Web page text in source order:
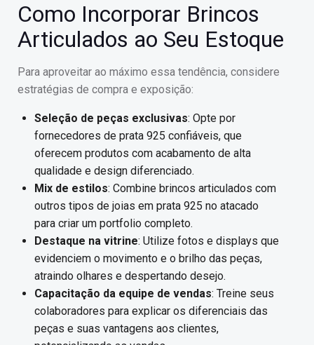
Como Incorporar Brincos
Articulados ao Seu Estoque
Para aproveitar ao máximo essa tendência, considere
estratégias de compra e exposição:
Seleção de peças exclusivas: Opte por
fornecedores de prata 925 confiáveis, que
oferecem produtos com acabamento de alta
qualidade e design diferenciado.
Mix de estilos: Combine brincos articulados com
outros tipos de joias em prata 925 no atacado
para criar um portfolio completo.
Destaque na vitrine: Utilize fotos e displays que
evidenciem o movimento e o brilho das peças,
atraindo olhares e despertando desejo.
Capacitação da equipe de vendas: Treine seus
colaboradores para explicar os diferenciais das
peças e suas vantagens aos clientes,